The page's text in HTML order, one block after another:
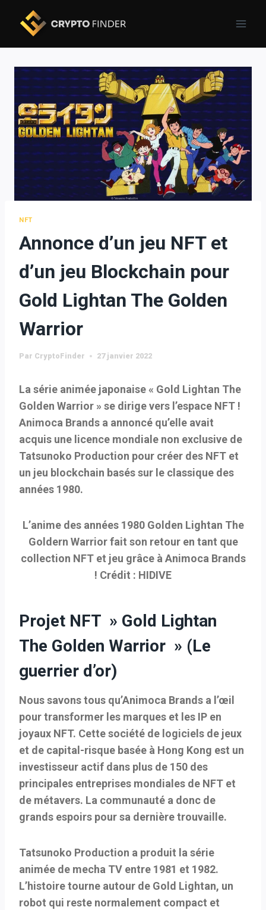
content
NFT
Annonce d’un jeu NFT et
d’un jeu Blockchain pour
Gold Lightan The Golden
Warrior
Par CryptoFinder 27 janvier 2022
La série animée japonaise « Gold Lightan The
Golden Warrior » se dirige vers l’espace NFT !
Animoca Brands a annoncé qu’elle avait
acquis une licence mondiale non exclusive de
Tatsunoko Production pour créer des NFT et
un jeu blockchain basés sur le classique des
années 1980.
L’anime des années 1980 Golden Lightan The
Goldern Warrior fait son retour en tant que
collection NFT et jeu grâce à Animoca Brands
! Crédit : HIDIVE
Projet NFT » Gold Lightan
The Golden Warrior » (Le
guerrier d’or)
Nous savons tous qu’Animoca Brands a l’œil
pour transformer les marques et les IP en
joyaux NFT. Cette société de logiciels de jeux
et de capital-risque basée à Hong Kong est un
investisseur actif dans plus de 150 des
principales entreprises mondiales de NFT et
de métavers. La communauté a donc de
grands espoirs pour sa dernière trouvaille.
Tatsunoko Production a produit la série
animée de mecha TV entre 1981 et 1982.
L’histoire tourne autour de Gold Lightan, un
robot qui reste normalement compact et